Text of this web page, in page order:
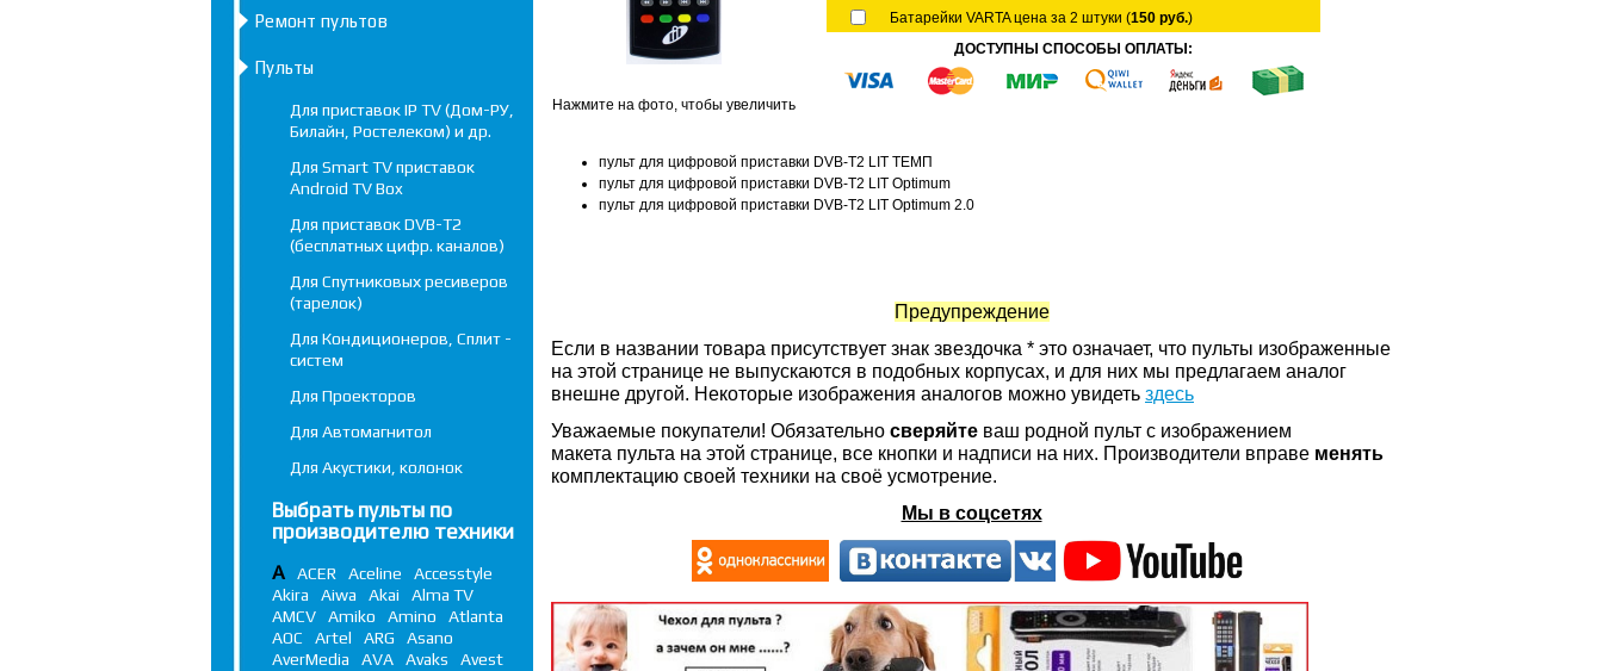
Нажмите на фото, чтобы увеличить
Батарейки VARTA цена за 2 штуки (150 руб.)
ДОСТУПНЫ СПОСОБЫ ОПЛАТЫ:
пульт для цифровой приставки DVB-T2 LIT ТЕМП
пульт для цифровой приставки DVB-T2 LIT Optimum
пульт для цифровой приставки DVB-T2 LIT Optimum 2.0
Предупреждение
Если в названии товара присутствует знак звездочка * это означает, что пульты изображенные
на этой странице не выпускаются в подобных корпусах, и для них мы предлагаем аналог
внешне другой. Некоторые изображения аналогов можно увидеть здесь
Уважаемые покупатели! Обязательно сверяйте ваш родной пульт с изображением
макета пульта на этой странице, все кнопки и надписи на них. Производители вправе менять
комплектацию своей техники на своё усмотрение.
Мы в соцсетях
Ремонт пультов
Пульты
Для приставок IP TV (Дом-РУ,
Билайн, Ростелеком) и др.
Для Smart TV приставок
Android TV Box
Для приставок DVB-T2
(бесплатных цифр. каналов)
Для Спутниковых ресиверов
(тарелок)
Для Кондиционеров, Сплит -
систем
Для Проекторов
Для Автомагнитол
Для Акустики, колонок
Выбрать пульты по
производителю техники
A ACER Aceline
Accesstyle
Akira
Aiwa Akai
Alma TV
AMCV
Amiko Amino
Atlanta
AOC
Artel ARG
Asano
AverMedia
AVA Avaks Avest